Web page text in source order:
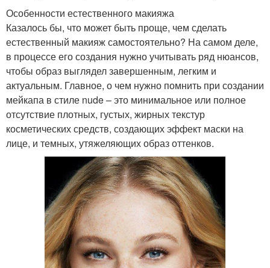
Особенности естественного макияжа
Казалось бы, что может быть проще, чем сделать
естественный макияж самостоятельно? На самом деле,
в процессе его создания нужно учитывать ряд нюансов,
чтобы образ выглядел завершенным, легким и
актуальным. Главное, о чем нужно помнить при создании
мейкапа в стиле nude – это минимальное или полное
отсутствие плотных, густых, жирных текстур
косметических средств, создающих эффект маски на
лице, и темных, утяжеляющих образ оттенков.